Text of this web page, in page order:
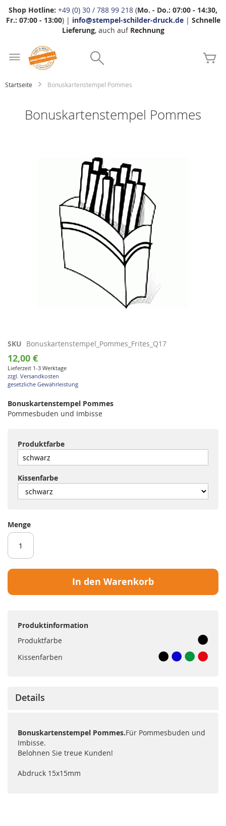
Shop Hotline: +49 (0) 30 / 788 99 218 (Mo. - Do.: 07:00 - 14:30,
Fr.: 07:00 - 13:00) | info@stempel-schilder-druck.de| Schnelle
Lieferung, auch auf Rechnung
Startseite Bonuskartenstempel Pommes
Bonuskartenstempel Pommes
Zum
Anfang
der
Bildgalerie
springen
SKU Bonuskartenstempel_Pommes_Frites_Q17
12,00 €
Lieferzeit 1-3 Werktage
zzgl. Versandkosten
gesetzliche Gewährleistung
Bonuskartenstempel Pommes
Pommesbuden und Imbisse
Produktfarbe
Kissenfarbe
Menge
In den Warenkorb
Produktinformation
Produktfarbe
Kissenfarben
Details
Bonuskartenstempel Pommes.Für Pommesbuden und
Imbisse.
Belohnen Sie treue Kunden!
Abdruck 15x15mm